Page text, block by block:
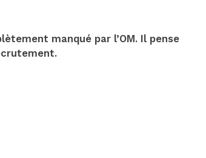
manqué par l’OM. Il pense